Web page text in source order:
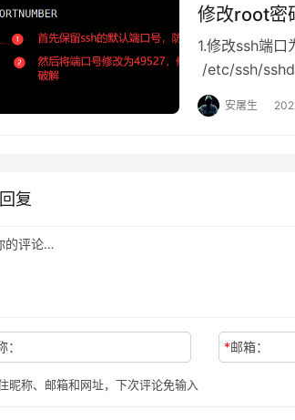
修改root密
1.修改ssh端
/etc/ssh/
了防止修改端
firewall配置
安屠生
复
： *邮箱：
昵称、邮箱和网址，下次评论免输入